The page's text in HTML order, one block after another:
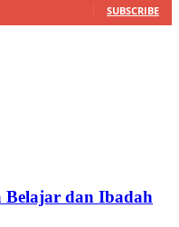
SUBSCRIBE
dan Ibadah